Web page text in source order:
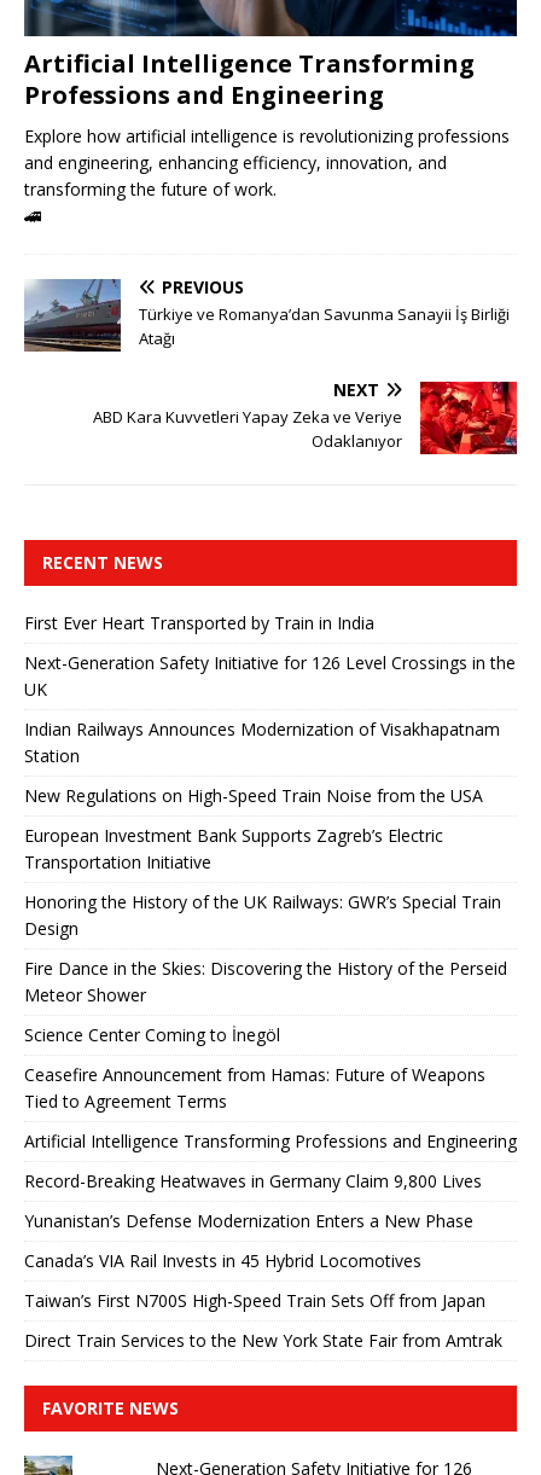
Artificial Intelligence Transforming
Professions and Engineering
Explore how artificial intelligence is revolutionizing professions
and engineering, enhancing efficiency, innovation, and
transforming the future of work.
🚄
PREVIOUS
Türkiye ve Romanya’dan Savunma Sanayii İş Birliği
Atağı
NEXT
ABD Kara Kuvvetleri Yapay Zeka ve Veriye
Odaklanıyor
RECENT NEWS
First Ever Heart Transported by Train in India
Next-Generation Safety Initiative for 126 Level Crossings in the
UK
Indian Railways Announces Modernization of Visakhapatnam
Station
New Regulations on High-Speed ​​Train Noise from the USA
European Investment Bank Supports Zagreb’s Electric
Transportation Initiative
Honoring the History of the UK Railways: GWR’s Special Train
Design
Fire Dance in the Skies: Discovering the History of the Perseid
Meteor Shower
Science Center Coming to İnegöl
Ceasefire Announcement from Hamas: Future of Weapons
Tied to Agreement Terms
Artificial Intelligence Transforming Professions and Engineering
Record-Breaking Heatwaves in Germany Claim 9,800 Lives
Yunanistan’s Defense Modernization Enters a New Phase
Canada’s VIA Rail Invests in 45 Hybrid Locomotives
Taiwan’s First N700S High-Speed ​​Train Sets Off from Japan
Direct Train Services to the New York State Fair from Amtrak
FAVORITE NEWS
Next-Generation Safety Initiative for 126